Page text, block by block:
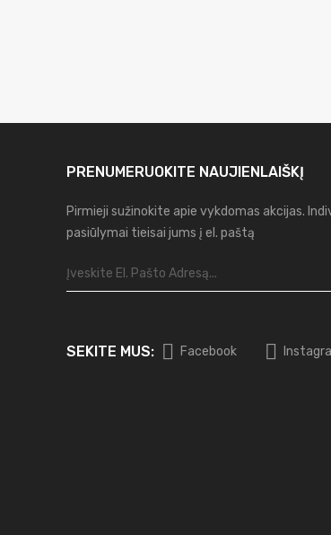
PRENUMERUOKITE NAUJIENLAIŠKĮ
Pirmieji sužinokite apie vykdomas akcijas.
pasiūlymai tieisai jums į el. paštą
SEKITE MUS: Facebook